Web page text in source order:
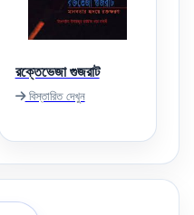
রক্তেভেজা গুজরাট
বিস্তারিত দেখুন